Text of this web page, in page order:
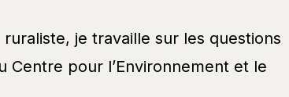
je travaille sur les questions
Centre pour l’Environnement et le